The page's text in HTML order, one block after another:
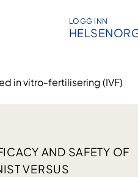
LOGG INN
in vitro-fertilisering (IVF)
AND SAFETY OF
VERSUS